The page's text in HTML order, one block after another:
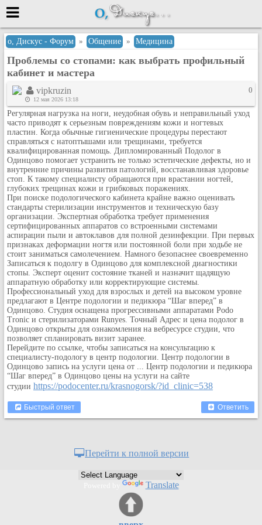
Меню
или войти через
Вход с 7ooo.ru
Регистрация
Забыли пароль?
Данные авторизации одинаковые с
сайтом 7ooo.ru
Форумы
Главная
Поиск
Новые сообщения
Беседы
Игры
Кулинария
Физкультура и спорт
Видео и Кино
Авто. Мото.
Космос
Домашние питомцы
Медицина
Компьютер
Пользователи / Поиск
Музыкальный архив
о, Дискус - Форум » Общение » Медицина
Проблемы со стопами: как выбрать профильный
кабинет и мастера
vipkruzin
12 мая 2026 13:18
0
Регулярная нагрузка на ноги, неудобная обувь и неправильный уход
часто приводят к серьезным повреждениям кожи и ногтевых
пластин. Когда обычные гигиенические процедуры перестают
справляться с натоптышами или трещинами, требуется
квалифицированная помощь. Дипломированный Подолог в
Одинцово помогает устранить не только эстетические дефекты, но и
внутренние причины развития патологий, восстанавливая здоровье
стоп. К такому специалисту обращаются при врастании ногтей,
глубоких трещинах кожи и грибковых поражениях.
При поиске подологического кабинета крайне важно оценивать
стандарты стерилизации инструментов и техническую базу
организации. Экспертная обработка требует применения
сертифицированных аппаратов со встроенными системами
аспирации пыли и автоклавов для полной дезинфекции. При первых
признаках деформации ногтя или постоянной боли при ходьбе не
стоит заниматься самолечением. Намного безопаснее своевременно
Записаться к подолгу в Одинцово для комплексной диагностики
стопы. Эксперт оценит состояние тканей и назначит щадящую
аппаратную обработку или корректирующие системы.
Профессиональный уход для взрослых и детей на высоком уровне
предлагают в Центре подологии и педикюра “Шаг вперед” в
Одинцово. Студия оснащена прогрессивными аппаратами Podo
Tronic и стерилизаторами Runyes. Точный Адрес и цена подолог в
Одинцово открыты для ознакомления на вебресурсе студии, что
позволяет спланировать визит заранее.
Перейдите по ссылке, чтобы записаться на консультацию к
специалисту-подологу в центр подологии. Центр подологии в
Одинцово запись на услуги цена от ... Центр подологии и педикюра
“Шаг вперед” в Одинцово цены на услуги на сайте
студии https://podocenter.ru/krasnogorsk/?id_clinic=538
Быстрый ответ Ответить
Перейти к полной версии
Translate